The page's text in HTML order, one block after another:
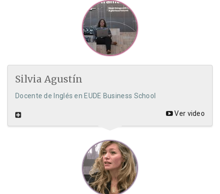
Silvia Agustín
Docente de Inglés en EUDE Business School
Ver video